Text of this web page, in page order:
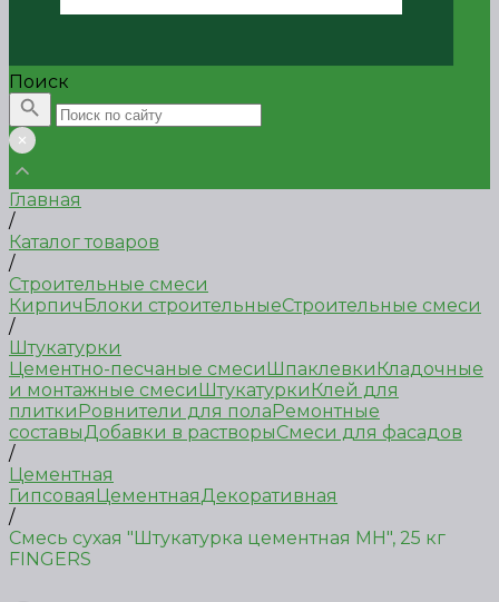
Поиск
Главная
/
Каталог товаров
/
Строительные смеси
КирпичБлоки строительныеСтроительные смеси
/
Штукатурки
Цементно-песчаные смесиШпаклевкиКладочные
и монтажные смесиШтукатуркиКлей для
плиткиРовнители для полаРемонтные
составыДобавки в растворыСмеси для фасадов
/
Цементная
ГипсоваяЦементнаяДекоративная
/
Смесь сухая "Штукатурка цементная МН", 25 кг
FINGERS